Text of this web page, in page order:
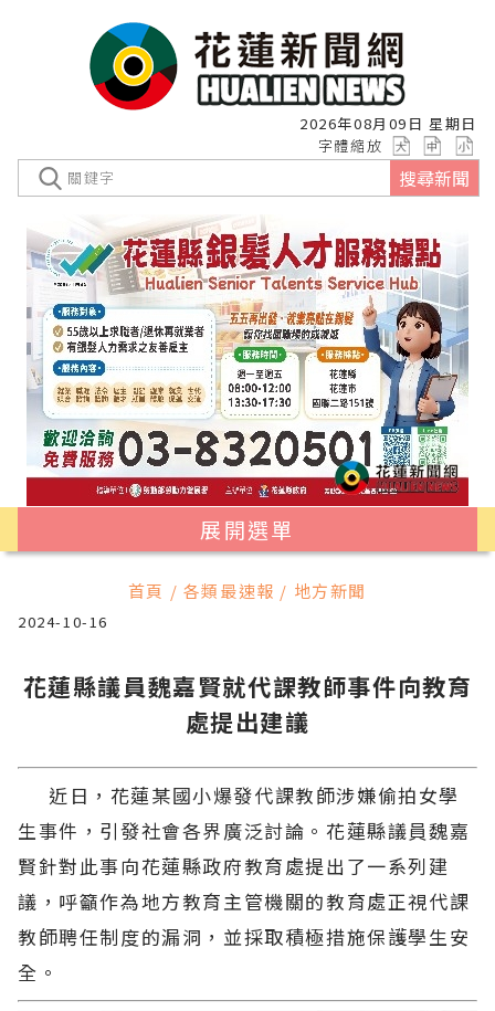
2026年08月09日 星期日
字體縮放
搜尋新聞
展開選單
首頁 / 各類最速報 / 地方新聞
2024-10-16
花蓮縣議員魏嘉賢就代課教師事件向教育
處提出建議
近日，花蓮某國小爆發代課教師涉嫌偷拍女學
生事件，引發社會各界廣泛討論。花蓮縣議員魏嘉
賢針對此事向花蓮縣政府教育處提出了一系列建
議，呼籲作為地方教育主管機關的教育處正視代課
教師聘任制度的漏洞，並採取積極措施保護學生安
全。